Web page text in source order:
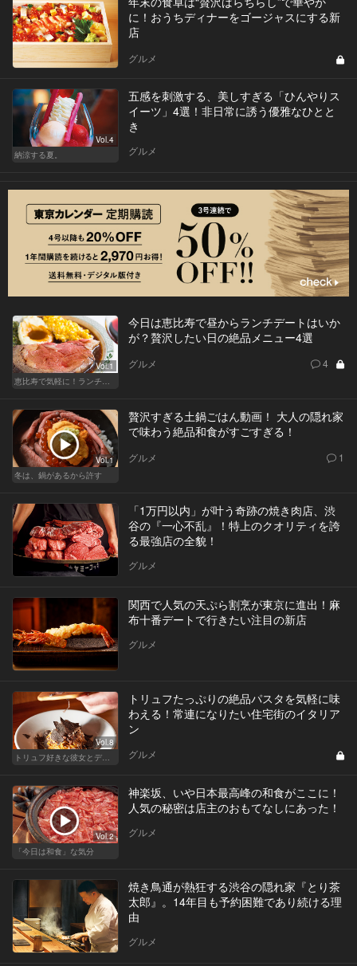
に！おうちディナーをゴージャスにする新
店
グルメ
Vol.4
納涼する夏。
五感を刺激する、美しすぎる「ひんやりス
イーツ」4選！非日常に誘う優雅なひとと
き
グルメ
Vol.1
恵比寿で気軽に！ランチデート
今日は恵比寿で昼からランチデートはいか
が？贅沢したい日の絶品メニュー4選
グルメ 4
Vol.1
冬は、鍋があるから許す
贅沢すぎる土鍋ごはん動画！ 大人の隠れ家
で味わう絶品和食がすごすぎる！
グルメ 1
「1万円以内」が叶う奇跡の焼き肉店、渋
谷の『一心不乱』！特上のクオリティを誇
る最強店の全貌！
グルメ
関西で人気の天ぷら割烹が東京に進出！麻
布十番デートで行きたい注目の新店
グルメ
Vol.8
トリュフ好きな彼女とデートにおすすめ！東京の人気店
トリュフたっぷりの絶品パスタを気軽に味
わえる！常連になりたい住宅街のイタリア
ン
グルメ
Vol.2
「今日は和食」な気分
神楽坂、いや日本最高峰の和食がここに！
人気の秘密は店主のおもてなしにあった！
グルメ
焼き鳥通が熱狂する渋谷の隠れ家『とり茶
太郎』。14年目も予約困難であり続ける理
由
グルメ